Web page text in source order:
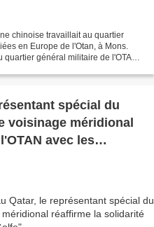
chinoise travaillait au quartier
en Europe de l'Otan, à Mons.
général militaire de l'OTAN,
spécial du
voisinage méridional
avec les